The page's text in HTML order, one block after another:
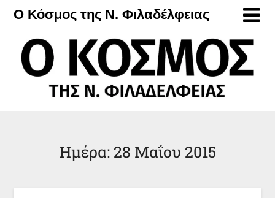
Μετάβαση
περιεχόμενο
Ο Κόσμος της Ν. Φιλαδέλφειας
Ημέρα: 28 Μαΐου 2015